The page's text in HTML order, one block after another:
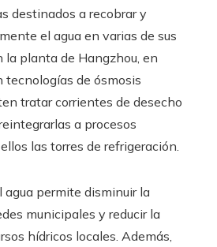
destinados a recobrar y
el agua en varias de sus
la planta de Hangzhou, en
tecnologías de ósmosis
tratar corrientes de desecho
a procesos
las torres de refrigeración.
agua permite disminuir la
municipales y reducir la
hídricos locales. Además,